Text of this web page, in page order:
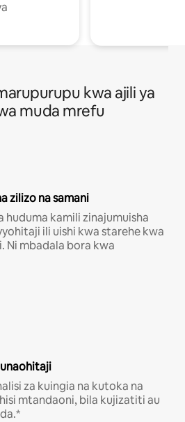
kwa ajili ya
muda mrefu
zilizo na samani
huduma kamili zinajumuisha
ili uishi kwa starehe kwa
Ni mbadala bora kwa
za kuingia na kutoka na
mtandaoni, bila kujizatiti au